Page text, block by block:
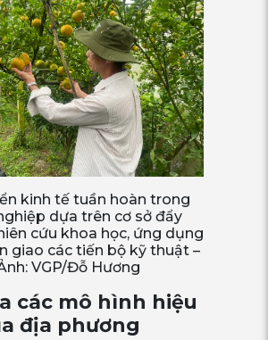
kinh tế tuần hoàn trong
dựa trên cơ sở đẩy
cứu khoa học, ứng dụng
giao các tiến bộ kỹ thuật –
VGP/Đỗ Hương
các mô hình hiệu
địa phương